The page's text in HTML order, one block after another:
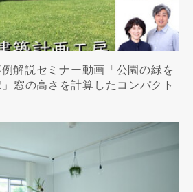
解説セミナー動画「公園の緑を
窓の高さを計算したコンパクト